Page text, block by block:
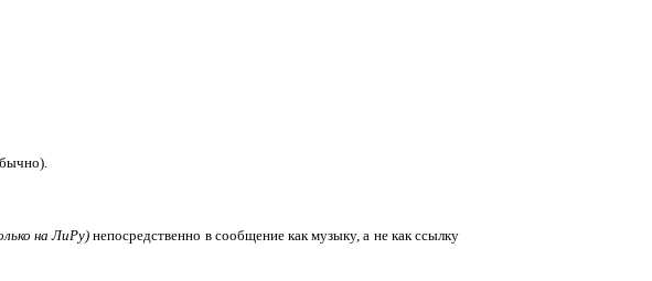
на ЛиРу) непосредственно в сообщение как музыку, а не как ссылку